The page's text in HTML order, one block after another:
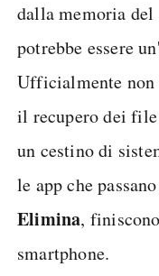
dalla memoria
potrebbe essere
Ufficialmente non
il recupero dei file
un cestino di
le app che
Elimina,
smartphone.